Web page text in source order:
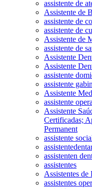
assistente de
Assistente de
assistente de
assistente de
Assistente de
assistente de
Assistente
Assistente
assistente
assistente
Assistente
assistente
Assistente
Certificadas;
Permanent
assistente
assistenten
assistentes
Assistentes de
assistentes